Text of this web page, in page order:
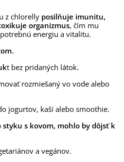
z chlorelly posilňuje imunitu,
organizmus, čím mu
energiu a vitalitu.
t bez pridaných látok.
rozmiešaný vo vode alebo
jogurtov, kaší alebo smoothie.
s kovom, mohlo by dôjsť k
a vegánov.